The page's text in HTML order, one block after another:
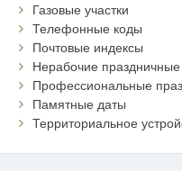
Газовые участки
Телефонные коды
Почтовые индексы
Нерабочие
Профессиональные
Памятные даты
Территориальное